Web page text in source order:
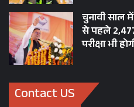
चुनावी साल
से पहले
परीक्षा भी
Contact US